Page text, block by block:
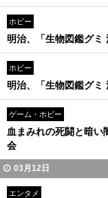
ホビー
明治、「生物図鑑グミ
ホビー
明治、「生物図鑑グミ
ゲーム・ホビー
血まみれの死闘と暗
会
03月12日
エンタメ